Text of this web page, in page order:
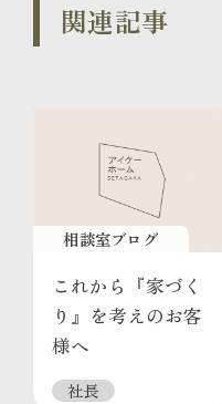
関連記事
相談室ブログ
これから『家づく
り』を考えのお客
様へ
社長